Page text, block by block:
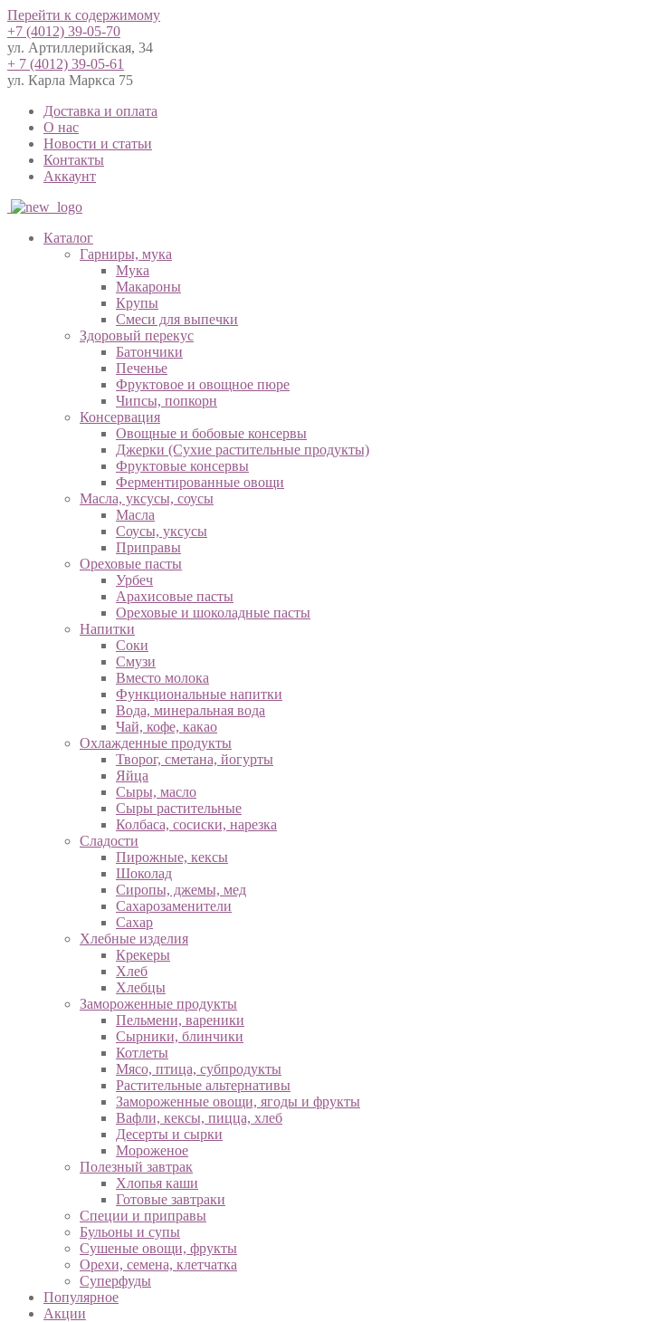
Перейти к содержимому
+7 (4012) 39-05-70
ул. Артиллерийская, 34
+ 7 (4012) 39-05-61
ул. Карла Маркса 75
Доставка и оплата
О нас
Новости и статьи
Контакты
Аккаунт
Каталог
Гарниры, мука
Мука
Макароны
Крупы
Смеси для выпечки
Здоровый перекус
Батончики
Печенье
Фруктовое и овощное пюре
Чипсы, попкорн
Консервация
Овощные и бобовые консервы
Джерки (Сухие растительные продукты)
Фруктовые консервы
Ферментированные овощи
Масла, уксусы, соусы
Масла
Соусы, уксусы
Приправы
Ореховые пасты
Урбеч
Арахисовые пасты
Ореховые и шоколадные пасты
Напитки
Соки
Смузи
Вместо молока
Функциональные напитки
Вода, минеральная вода
Чай, кофе, какао
Охлажденные продукты
Творог, сметана, йогурты
Яйца
Сыры, масло
Сыры растительные
Колбаса, сосиски, нарезка
Сладости
Пирожные, кексы
Шоколад
Сиропы, джемы, мед
Сахарозаменители
Сахар
Хлебные изделия
Крекеры
Хлеб
Хлебцы
Замороженные продукты
Пельмени, вареники
Сырники, блинчики
Котлеты
Мясо, птица, субпродукты
Растительные альтернативы
Замороженные овощи, ягоды и фрукты
Вафли, кексы, пицца, хлеб
Десерты и сырки
Мороженое
Полезный завтрак
Хлопья каши
Готовые завтраки
Специи и приправы
Бульоны и супы
Сушеные овощи, фрукты
Орехи, семена, клетчатка
Суперфуды
Популярное
Акции